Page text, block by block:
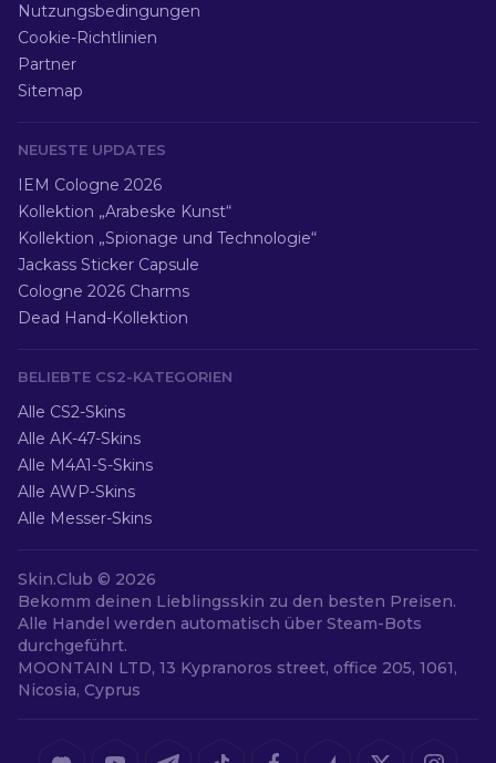
Nutzungsbedingungen
Cookie-Richtlinien
Partner
Sitemap
NEUESTE UPDATES
IEM Cologne 2026
Kollektion „Arabeske Kunst“
Kollektion „Spionage und Technologie“
Jackass Sticker Capsule
Cologne 2026 Charms
Dead Hand-Kollektion
BELIEBTE CS2-KATEGORIEN
Alle CS2-Skins
Alle AK-47-Skins
Alle M4A1-S-Skins
Alle AWP-Skins
Alle Messer-Skins
Skin.Club © 2026
Bekomm deinen Lieblingsskin zu den besten Preisen.
Alle Handel werden automatisch über Steam-Bots
durchgeführt.
MOONTAIN LTD, 13 Kypranoros street, office 205, 1061,
Nicosia, Cyprus